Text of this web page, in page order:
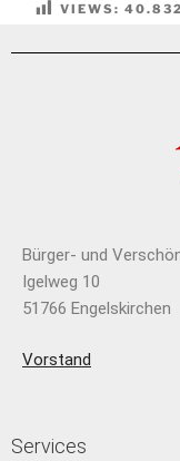
VIEWS: 40.832
Bürger- und
Igelweg 10
51766 Engelskirchen
Vorstand
Services